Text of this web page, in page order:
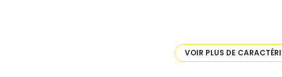
VOIR PLUS DE